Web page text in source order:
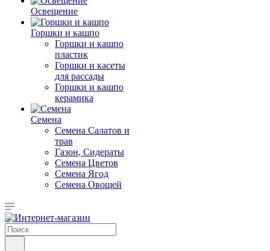
Освещение
Горшки и кашпо
Горшки и кашпо
пластик
Горшки и касеты
для рассады
Горшки и кашпо
керамика
Семена
Семена Салатов и
трав
Газон, Сидераты
Семена Цветов
Семена Ягод
Семена Овощей